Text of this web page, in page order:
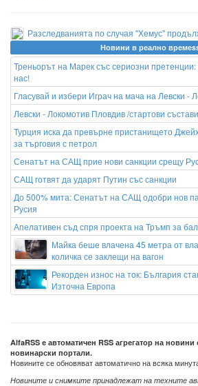
Разследванията по случая "Хемус"
Новини в реално
Треньорът на Марек със сериозни
нас!
Гласувай и избери Играч на мача на Левски -
Левски - Локомотив Пловдив /стартови
Турция иска да превърне пристанището
за търговия с петрол
Сенатът на САЩ прие нови санкции срещу
САЩ готвят да ударят Путин със санкции
До 500% мита: Сенатът на САЩ одобри нов
Русия
Апелативен съд спря проекта на Тръмп за
Майка беше влачена 45 метра от
количка се заклещи на вагон
Рекорден износ на ток: България
Източна Европа
AlfaRSS е автоматичен RSS агрегатор на новини
новинарски портали.
Новините се обновяват автоматично на всяка
Новините и снимките принадлежат на техните